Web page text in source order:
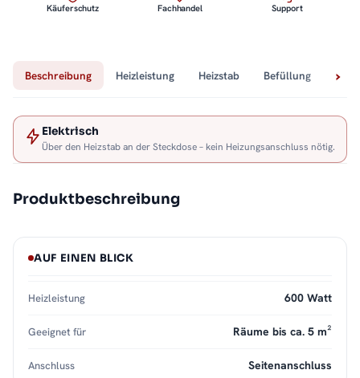
Käuferschutz Fachhandel Support
Beschreibung Heizleistung Heizstab Befüllung
Elektrisch
Über den Heizstab an der Steckdose – kein Heizungsanschluss nötig.
Produktbeschreibung
AUF EINEN BLICK
Heizleistung 600 Watt
Geeignet für Räume bis ca. 5 m²
Anschluss Seitenanschluss